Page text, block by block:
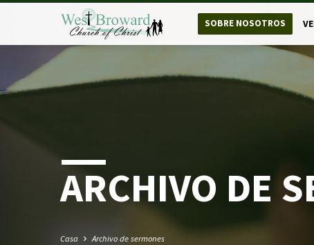
SOBRE NOSOTROS
ARCHIVO DE
Casa Archivo de sermones